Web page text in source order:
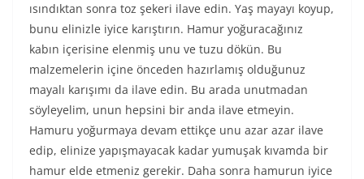
ısındıktan sonra toz şekeri ilave edin. Yaş mayayı koyup,
bunu elinizle iyice karıştırın. Hamur yoğuracağınız
kabın içerisine elenmiş unu ve tuzu dökün. Bu
malzemelerin içine önceden hazırlamış olduğunuz
mayalı karışımı da ilave edin. Bu arada unutmadan
söyleyelim, unun hepsini bir anda ilave etmeyin.
Hamuru yoğurmaya devam ettikçe unu azar azar ilave
edip, elinize yapışmayacak kadar yumuşak kıvamda bir
hamur elde etmeniz gerekir. Daha sonra hamurun iyice